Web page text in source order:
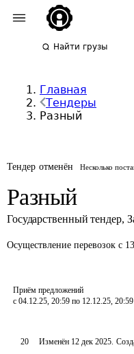
Найти грузы
Главная
Тендеры
Разный
Тендер отменён Несколько
Разный
Государственный тендер,
Осуществление перевозок с
Приём предложений
с 04.12.25, 20:59 по 12.12.25, 20:59
20 Изменён 12 дек 2025.